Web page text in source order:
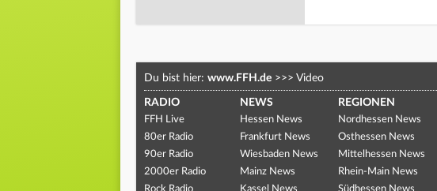
Du bist hier: www.FFH.de >>> Video
RADIO
FFH Live
80er Radio
90er Radio
2000er Radio
NEWS
Hessen News
Frankfurt News
Wiesbaden News
Mainz News
REGIONEN
Nordhessen News
Osthessen News
Mittelhessen News
Rhein-Main News